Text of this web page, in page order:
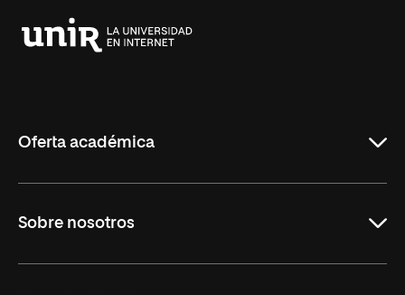
Oferta académica
Derecho
Sobre nosotros